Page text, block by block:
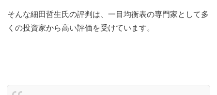
そんな細田哲生氏の評判は、一目均衡表の専門家として多
くの投資家から高い評価を受けています。